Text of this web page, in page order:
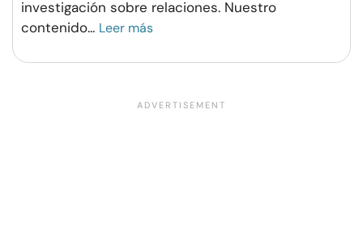
investigación sobre relaciones. Nuestro
contenido... Leer más